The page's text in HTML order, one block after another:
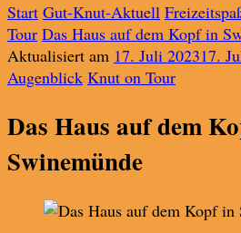
Start Gut-Knut-Aktuell
Tour Das Haus auf dem Kopf in
Aktualisiert am 17. Juli 202317.
Augenblick Knut on Tour
Das Haus auf dem
Swinemünde